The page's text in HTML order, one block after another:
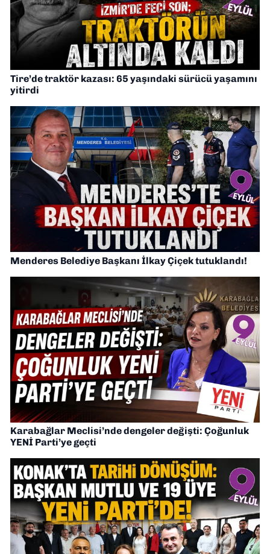
Tire’de traktör kazası: 65 yaşındaki sürücü yaşamını
yitirdi
Menderes Belediye Başkanı İlkay Çiçek tutuklandı!
Karabağlar Meclisi’nde dengeler değişti: Çoğunluk
YENİ Parti’ye geçti